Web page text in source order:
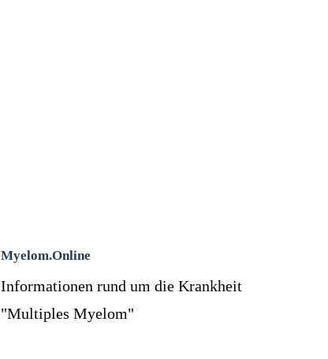
Myelom.Online
Informationen rund um die Krankheit
"Multiples Myelom"